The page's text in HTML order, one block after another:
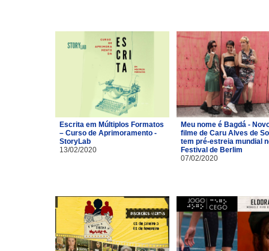
Escrita em Múltiplos Formatos
– Curso de Aprimoramento -
StoryLab
13/02/2020
Meu nome é Bagdá -
filme de Caru Alves de
tem pré-estreia mundial
Festival de Berlim
07/02/2020